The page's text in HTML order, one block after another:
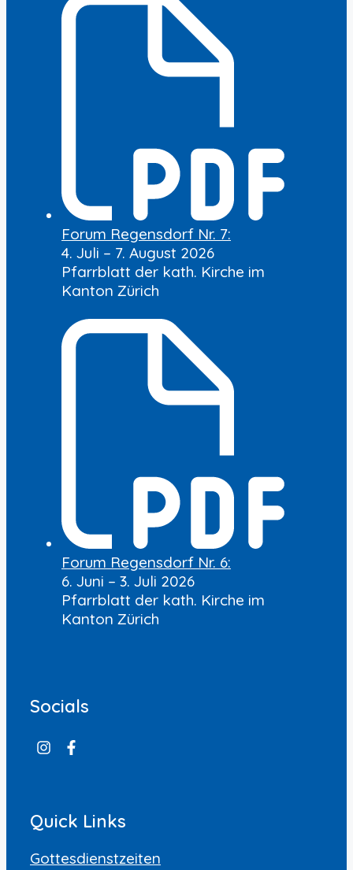
Forum Regensdorf Nr. 7:
4. Juli – 7. August 2026
Pfarrblatt der kath. Kirche im
Kanton Zürich
Forum Regensdorf Nr. 6:
6. Juni – 3. Juli 2026
Pfarrblatt der kath. Kirche im
Kanton Zürich
Socials
Quick Links
Gottesdienstzeiten